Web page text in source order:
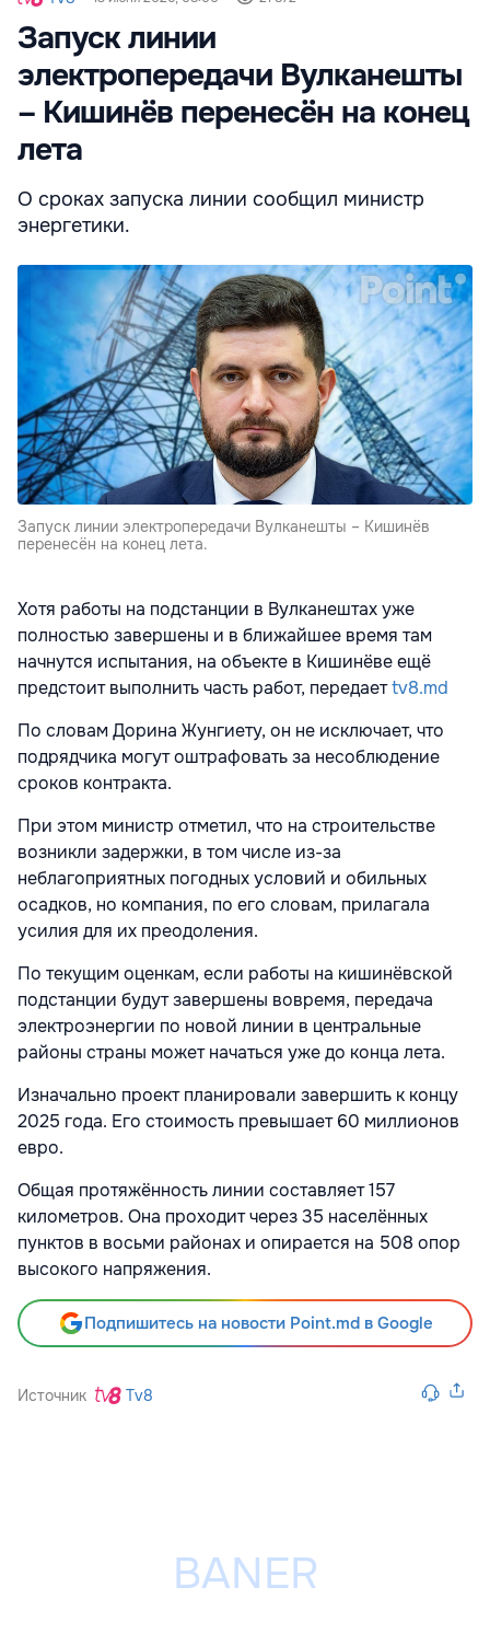
Запуск линии
электропередачи Вулканешты
– Кишинёв перенесён на конец
лета
О сроках запуска линии сообщил министр
энергетики.
Запуск линии электропередачи Вулканешты – Кишинёв
перенесён на конец лета.
Хотя работы на подстанции в Вулканештах уже
полностью завершены и в ближайшее время там
начнутся испытания, на объекте в Кишинёве ещё
предстоит выполнить часть работ, передаетtv8.md
По словам Дорина Жунгиету, он не исключает, что
подрядчика могут оштрафовать за несоблюдение
сроков контракта.
При этом министр отметил, что на строительстве
возникли задержки, в том числе из-за
неблагоприятных погодных условий и обильных
осадков, но компания, по его словам, прилагала
усилия для их преодоления.
По текущим оценкам, если работы на кишинёвской
подстанции будут завершены вовремя, передача
электроэнергии по новой линии в центральные
районы страны может начаться уже до конца лета.
Изначально проект планировали завершить к концу
2025 года. Его стоимость превышает 60 миллионов
евро.
Общая протяжённость линии составляет 157
километров. Она проходит через 35 населённых
пунктов в восьми районах и опирается на 508 опор
высокого напряжения.
Подпишитесь на новости Point.md в Google
Источник Tv8